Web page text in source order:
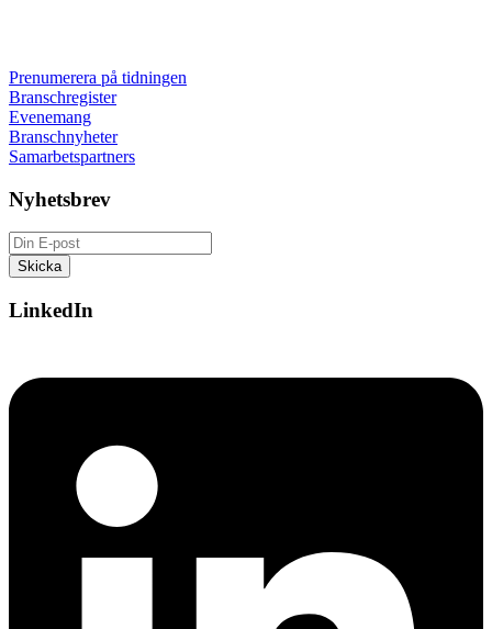
Prenumerera på tidningen
Branschregister
Evenemang
Branschnyheter
Samarbetspartners
Nyhetsbrev
LinkedIn